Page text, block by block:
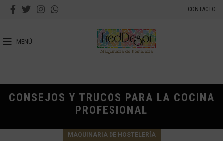
CONTACTO
MENÚ
CONSEJOS Y TRUCOS PARA LA COCINA
PROFESIONAL
MAQUINARIA DE HOSTELERÍA